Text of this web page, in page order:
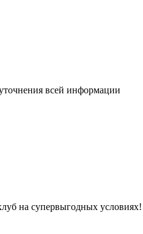
всей информации
на супервыгодных